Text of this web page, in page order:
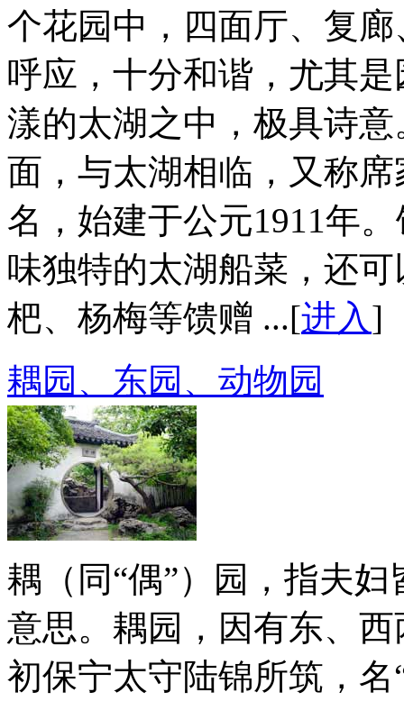
个花园中，四面厅、复
呼应，十分和谐，尤其
漾的太湖之中，极具诗
面，与太湖相临，又称
名，始建于公元1911年
味独特的太湖船菜，还
杷、杨梅等馈赠 ...[进入]
耦园、东园、动物园
耦（同“偶”）园，指夫
意思。耦园，因有东、
初保宁太守陆锦所筑，名